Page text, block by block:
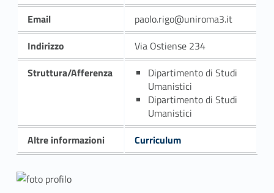
Email
paolo.rigo@uniroma3.it
Indirizzo
Via Ostiense 234
Struttura/Afferenza
Dipartimento di Studi
Umanistici
Dipartimento di Studi
Umanistici
Altre informazioni
Curriculum